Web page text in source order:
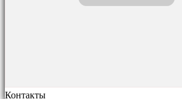
Контакты